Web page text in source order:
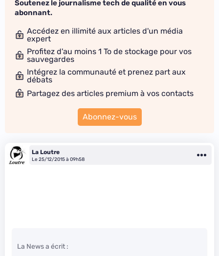
Soutenez le journalisme tech de qualité en vous
abonnant.
Accédez en illimité aux articles d'un média
expert
Profitez d'au moins 1 To de stockage pour vos
sauvegardes
Intégrez la communauté et prenez part aux
débats
Partagez des articles premium à vos contacts
Abonnez-vous
La Loutre
Le 25/12/2015 à 09h58
La News a écrit :